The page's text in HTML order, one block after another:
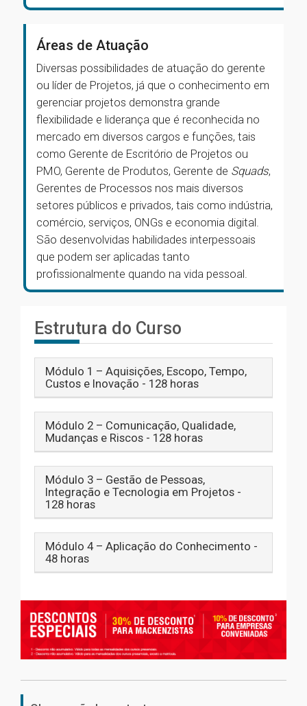
Áreas de Atuação
Diversas possibilidades de atuação do gerente
ou líder de Projetos, já que o conhecimento em
gerenciar projetos demonstra grande
flexibilidade e liderança que é reconhecida no
mercado em diversos cargos e funções, tais
como Gerente de Escritório de Projetos ou
PMO, Gerente de Produtos, Gerente de Squads,
Gerentes de Processos nos mais diversos
setores públicos e privados, tais como indústria,
comércio, serviços, ONGs e economia digital.
São desenvolvidas habilidades interpessoais
que podem ser aplicadas tanto
profissionalmente quando na vida pessoal.
Estrutura do Curso
Módulo 1 – Aquisições, Escopo, Tempo,
Custos e Inovação - 128 horas
Módulo 2 – Comunicação, Qualidade,
Mudanças e Riscos - 128 horas
Módulo 3 – Gestão de Pessoas,
Integração e Tecnologia em Projetos -
128 horas
Módulo 4 – Aplicação do Conhecimento -
48 horas